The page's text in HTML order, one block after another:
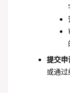
提交申
或通过